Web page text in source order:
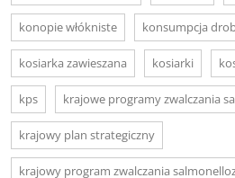
konopie włókniste konsumpcja
kosiarka zawieszana kosiarki
kps krajowe programy zwalczania
krajowy plan strategiczny
krajowy program zwalczania